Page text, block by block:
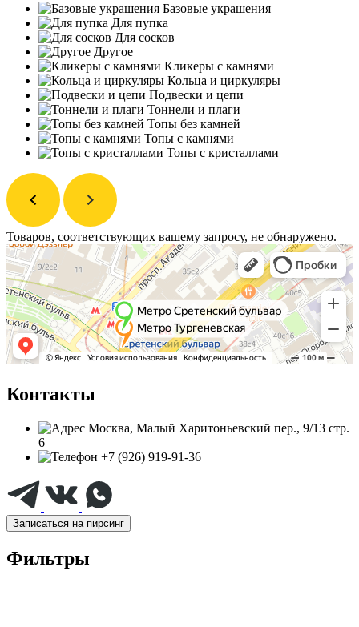
Базовые украшения
Для пупка
Для сосков
Другое
Кликеры с камнями
Кольца и циркуляры
Подвески и цепи
Тоннели и плаги
Топы без камней
Топы с камнями
Топы с кристаллами
Товаров, соответствующих вашему запросу, не обнаружено.
Контакты
Москва, Малый Харитоньевский пер., 9/13 стр.
6
+7 (926) 919-91-36
Записаться на пирсинг
Фильтры